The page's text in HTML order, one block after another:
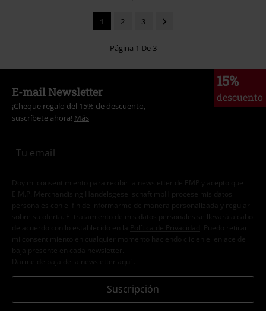
1 2 3
Página 1 De 3
15%
descuento
E-mail Newsletter
¡Cheque regalo del 15% de descuento,
suscríbete ahora! Más
Doy mi consentimiento para recibir la newsletter de EMP y acepto que
E.M.P. Merchandising Handelsgesellschaft mbH procese mis datos
personales con el fin de informarme de manera personalizada y regular
sobre su oferta. El tratamiento de mis datos personales se llevará a cabo
de acuerdo con lo establecido en la
Política de Privacidad . Puedo retirar
mi consentimiento en cualquier momento haciendo clic en el enlace de
baja presente en cada newsletter.
Darme de baja de la newsletter
aquí
Suscripción